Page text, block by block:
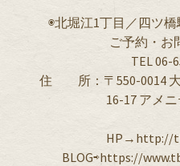
◉北堀江1丁目／四ツ
ご予約・お
TEL 06-
住 所：〒550-0014 大
16-17 アメ
HP→http://
BLOG⇨https://